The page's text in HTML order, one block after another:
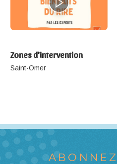
Zones d'intervention
Saint-Omer